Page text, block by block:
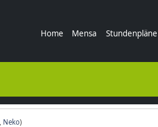
Home Mensa Stundenpläne
Neko)